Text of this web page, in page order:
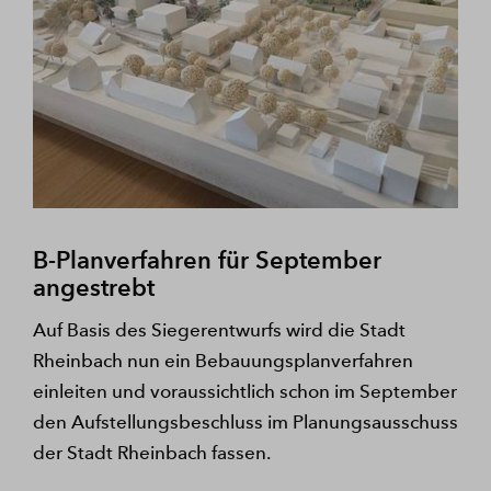
B-Planverfahren für September
angestrebt
Auf Basis des Siegerentwurfs wird die Stadt
Rheinbach nun ein Bebauungsplanverfahren
einleiten und voraussichtlich schon im September
den Aufstellungsbeschluss im Planungsausschuss
der Stadt Rheinbach fassen.